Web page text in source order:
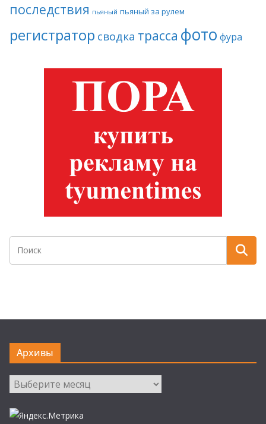
последствия пьяный пьяный за рулем
регистратор сводка трасса фото фура
Архивы
Архивы